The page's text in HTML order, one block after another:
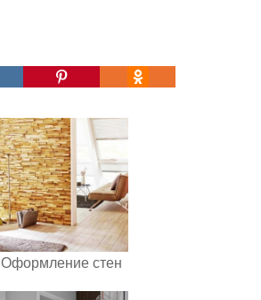
Оформление стен